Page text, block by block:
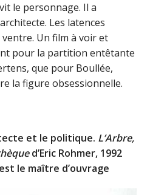
le personnage. Il a
Les latences
Un film à voir et
pour la partition entêtante
que pour Boullée,
la figure obsessionnelle.
et le politique. L’Arbre,
d’Eric Rohmer, 1992
le maître d’ouvrage